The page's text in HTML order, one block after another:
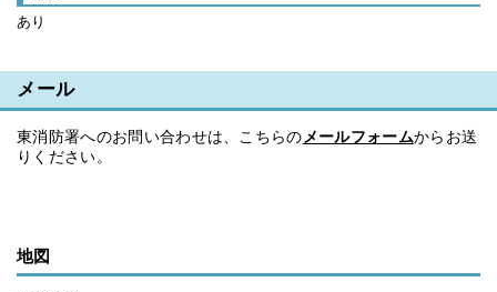
あり
メール
東消防署へのお問い合わせは、こちらの メールフォームからお送
りください。
地図